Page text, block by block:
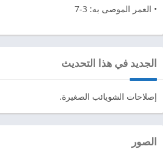
• العمر الموصى به: 3-7
الجديد في هذا التحديث
إصلاحات الشويائب الصغيرة.
الصور